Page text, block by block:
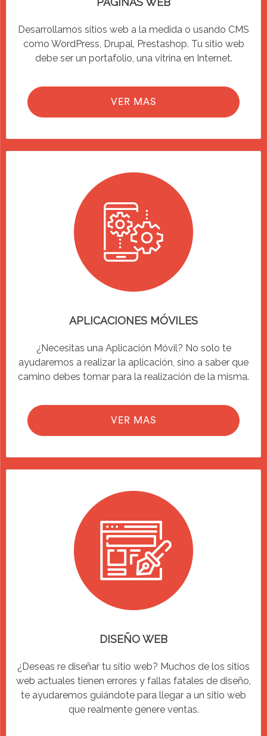
Desarrollamos sitios web a la medida o usando CMS
como WordPress, Drupal, Prestashop. Tu sitio web
debe ser un portafolio, una vitrina en Internet.
VER MAS
APLICACIONES MÓVILES
¿Necesitas una Aplicación Móvil? No solo te
ayudaremos a realizar la aplicación, sino a saber que
camino debes tomar para la realización de la misma.
VER MAS
DISEÑO WEB
¿Deseas re diseñar tu sitio web? Muchos de los sitios
web actuales tienen errores y fallas fatales de diseño,
te ayudaremos guiándote para llegar a un sitio web
que realmente genere ventas.